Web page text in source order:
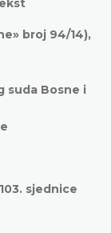
broj 94/14),
suda Bosne i
sjednice